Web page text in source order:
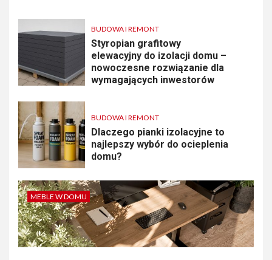
BUDOWA I REMONT
Styropian grafitowy
elewacyjny do izolacji domu –
nowoczesne rozwiązanie dla
wymagających inwestorów
BUDOWA I REMONT
Dlaczego pianki izolacyjne to
najlepszy wybór do ocieplenia
domu?
MEBLE W DOMU